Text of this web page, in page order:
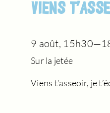
VIENS
9 août, 15h30—
Sur la jetée
Viens t’asseoir, je